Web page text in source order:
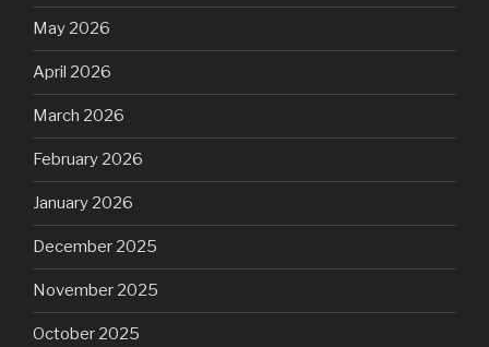
May 2026
April 2026
March 2026
February 2026
January 2026
December 2025
November 2025
October 2025